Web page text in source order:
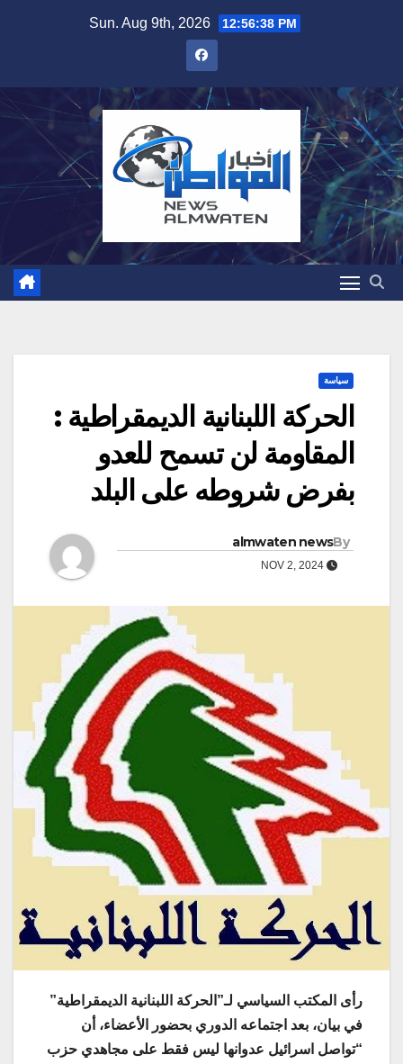
Sun. Aug 9th, 2026 12:56:40 PM
سياسة
الحركة اللبنانية الديمقراطية :
المقاومة لن تسمح للعدو
بفرض شروطه على البلد
By
almwaten news
رأى المكتب السياسي لـ”الحركة اللبنانية الديمقراطية”
في بيان، بعد اجتماعه الدوري بحضور الأعضاء، أن
“تواصل اسرائيل عدوانها ليس فقط على مجاهدي حزب